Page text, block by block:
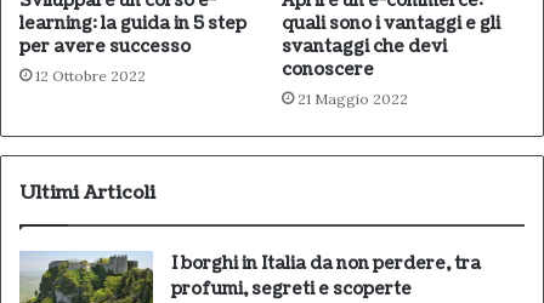
learning: la guida in 5 step
per avere successo
12 Ottobre 2022
quali sono i vantaggi e gli
svantaggi che devi
conoscere
21 Maggio 2022
Ultimi Articoli
I borghi in Italia da non perdere, tra
profumi, segreti e scoperte